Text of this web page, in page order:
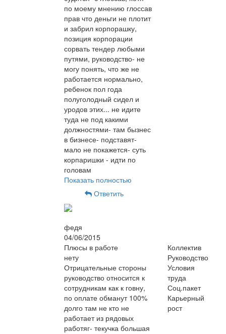
по моему мнению глоссав
прав что деньги не плотит
и забрил корпорашку,
позиция корпорации
сорвать тендер любыми
путями, руководство- не
могу понять, что же не
работается нормально,
ребенок пол года
полуголодный сидел и
уродов этих... не идите
туда не под какими
должностями- там бызнес
в бизнесе- подставят-
мало не покажется- суть
корпаришки - идти по
головам
Показать полностью
Ответить
федя
04/06/2015
Плюсы в работе
нету
Отрицательные стороны
руководство относится к
сотрудникам как к говну,
по оплате обманут 100%
долго там не кто не
работает из рядовых
работяг- текучка большая
Коллектив
Руководство
Условия
труда
Соц.пакет
Карьерный
рост